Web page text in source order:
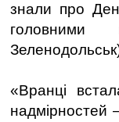
знали про
головними
«Вранці
надмірностей